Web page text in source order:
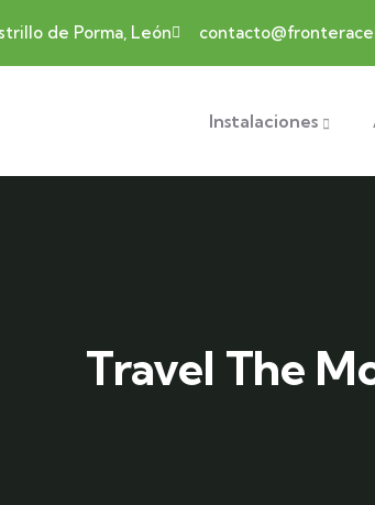
de Porma, León
Instalaciones
Travel The